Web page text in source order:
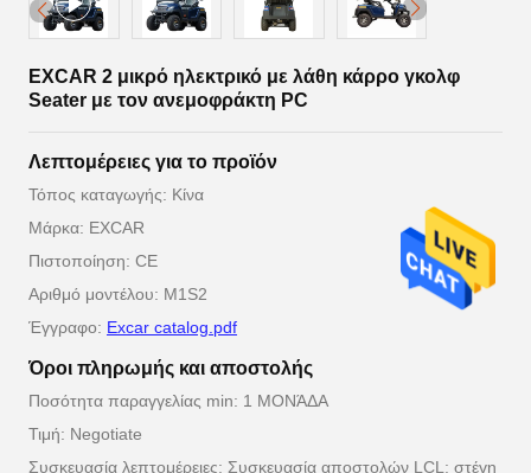
EXCAR 2 μικρό ηλεκτρικό με λάθη κάρρο γκολφ
Seater με τον ανεμοφράκτη PC
Λεπτομέρειες για το προϊόν
Τόπος καταγωγής: Κίνα
Μάρκα: EXCAR
Πιστοποίηση: CE
Αριθμό μοντέλου: M1S2
Έγγραφο: Excar catalog.pdf
Όροι πληρωμής και αποστολής
Ποσότητα παραγγελίας min: 1 ΜΟΝΆΔΑ
Τιμή: Negotiate
Συσκευασία λεπτομέρειες: Συσκευασία αποστολών LCL: στέγη